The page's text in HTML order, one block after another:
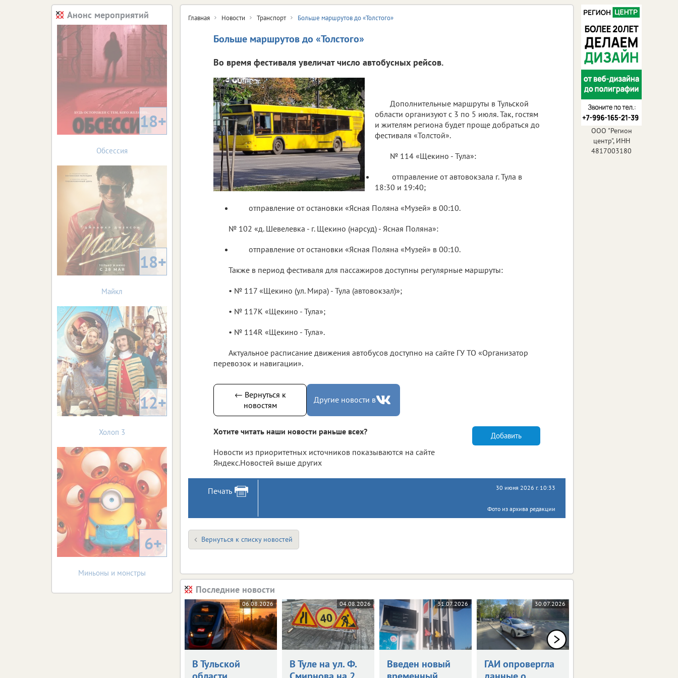
Главная Новости Транспорт Больше маршрутов до «Толстого»
Больше маршрутов до «Толстого»
Во время фестиваля увеличат число автобусных рейсов.
Дополнительные маршруты в Тульской
области организуют с 3 по 5 июля. Так, гостям
и жителям региона будет проще добраться до
фестиваля «Толстой».
№ 114 «Щекино - Тула»:
отправление от автовокзала г. Тула в
18:30 и 19:40;
отправление от остановки «Ясная Поляна «Музей» в 00:10.
№ 102 «д. Шевелевка - г. Щекино (нарсуд) - Ясная Поляна»:
отправление от остановки «Ясная Поляна «Музей» в 00:10.
Также в период фестиваля для пассажиров доступны регулярные маршруты:
• № 117 «Щекино (ул. Мира) - Тула (автовокзал)»;
• № 117К «Щекино - Тула»;
• № 114R «Щекино - Тула».
Актуальное расписание движения автобусов доступно на сайте ГУ ТО «Организатор
перевозок и навигации».
← Вернуться к
новостям
Другие новости в
Хотите читать наши новости раньше всех?
Новости из приоритетных источников показываются на сайте
Яндекс.Новостей выше других
Добавить
Печать 30 июня 2026 г. 10:33
Фото из архива редакции
Вернуться к списку новостей
Последние новости
06.08.2026
В Тульской
04.08.2026
В Туле на ул. Ф.
31.07.2026
Введен новый
30.07.2026
ГАИ опровергла
Анонс мероприятий
18+
Обсессия
18+
Майкл
12+
Холоп 3
6+
Миньоны и монстры
ООО "Регион
центр", ИНН
4817003180